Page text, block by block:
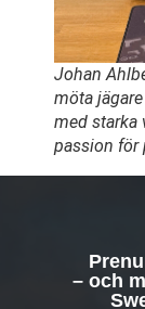
Johan
möta
med starka
passion för
– och